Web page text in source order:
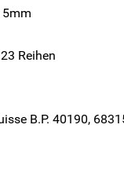
5mm
Reihen
B.P. 40190,